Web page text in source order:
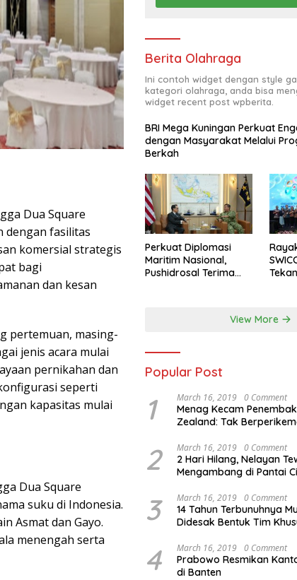
Dua Square
dengan fasilitas
komersial strategis
bagi
dan kesan
pertemuan, masing-
jenis acara mulai
pernikahan dan
seperti
kapasitas mulai
Dua Square
suku di Indonesia.
Asmat dan Gayo.
menengah serta
Berita Olahraga
Ini contoh widget dengan style
kategori olahraga, anda bisa
widget recent post wpberita.
BRI Mega Kuningan Perkuat
dengan Masyarakat Melalui
Berkah
Perkuat Diplomasi
Maritim Nasional,
Pushidrosal Terima
View More
Popular Post
1 March 16, 2019 0 Comment
Menag Kecam
Zealand: Tak
2 March 16, 2019 0 Comment
2 Hari Hilang, Nelayan
Mengambang di Pantai
3 March 16, 2019 0 Comment
14 Tahun Terbunuhnya
Didesak Bentuk Tim
4 March 16, 2019 0 Comment
Prabowo Resmikan
di Banten